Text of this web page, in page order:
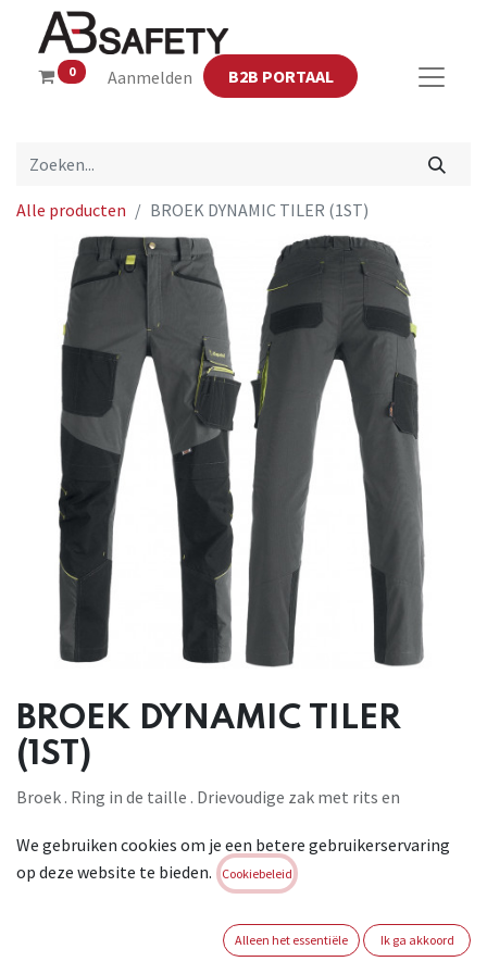
0 Aanmelden B2B PORTAAL
Alle producten BROEK DYNAMIC TILER (1ST)
BROEK DYNAMIC TILER
(1ST)
Broek . Ring in de taille . Drievoudige zak met rits en
en meter. Materialen : hoofdstof: 75% polyester , 25%
katoen . Versterkingen: 98% polyester , 2% elastaan.
Login of registreer om verder te
We gebruiken cookies om je een betere gebruikerservaring
op deze website te bieden.
Cookiebeleid
Alleen het essentiële Ik ga akkoord